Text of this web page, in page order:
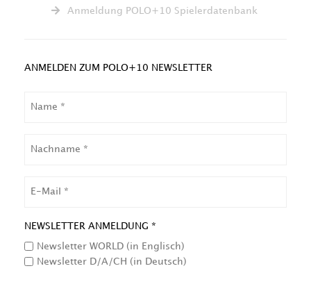
Anmeldung POLO+10 Spielerdatenbank
ANMELDEN ZUM POLO+10 NEWSLETTER
NEWSLETTER ANMELDUNG *
Newsletter WORLD (in Englisch)
Newsletter D/A/CH (in Deutsch)